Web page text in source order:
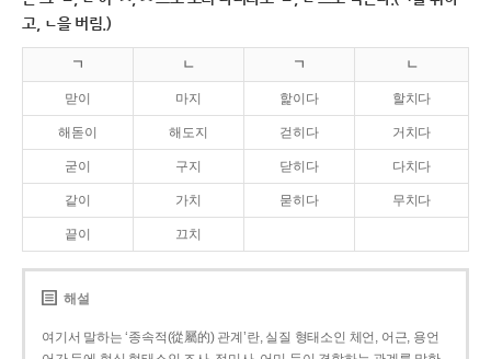
고, ㄴ을 버림.)
ㄱ ㄴ ㄱ ㄴ
맏이 마지 핥이다 할치다
해돋이 해도지 걷히다 거치다
굳이 구지 닫히다 다치다
같이 가치 묻히다 무치다
끝이 끄치
해설
여기서 말하는 ‘종속적(從屬的) 관계’란, 실질 형태소인 체언, 어근, 용언